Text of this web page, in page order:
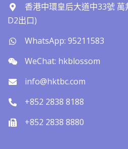
香港中環皇后大道中33號
D2出口)
WhatsApp: 95211583
WeChat: hkblossom
info@hktbc.com
+852 2838 8188
+852 2838 8880